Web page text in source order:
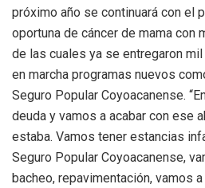
próximo año se continuará con el
oportuna de cáncer de mama con
de las cuales ya se entregaron
en marcha programas nuevos
Seguro Popular Coyoacanense.
deuda y vamos a acabar con ese
estaba. Vamos tener estancias
Seguro Popular Coyoacanense,
bacheo, repavimentación, vamos